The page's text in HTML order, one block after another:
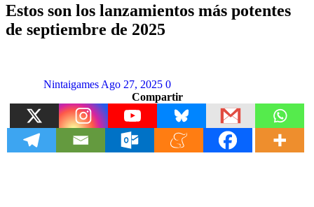
Estos son los lanzamientos más potentes
de septiembre de 2025
Nintaigames Ago 27, 2025 0
Compartir